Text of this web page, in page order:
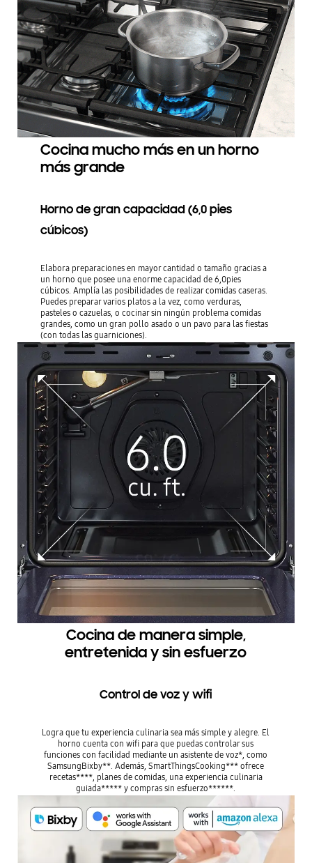
Cocina mucho más en un horno
más grande
Horno de gran capacidad (6,0 pies
cúbicos)
Elabora preparaciones en mayor cantidad o tamaño gracias a
un horno que posee una enorme capacidad de 6,0pies
cúbicos. Amplía las posibilidades de realizar comidas caseras.
Puedes preparar varios platos a la vez, como verduras,
pasteles o cazuelas, o cocinar sin ningún problema comidas
grandes, como un gran pollo asado o un pavo para las fiestas
(con todas las guarniciones).
Cocina de manera simple,
entretenida y sin esfuerzo
Control de voz y wifi
Logra que tu experiencia culinaria sea más simple y alegre. El
horno cuenta con wifi para que puedas controlar sus
funciones con facilidad mediante un asistente de voz*, como
SamsungBixby**. Además, SmartThingsCooking*** ofrece
recetas****, planes de comidas, una experiencia culinaria
guiada***** y compras sin esfuerzo******.